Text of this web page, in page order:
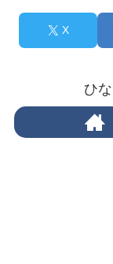
X
ひ